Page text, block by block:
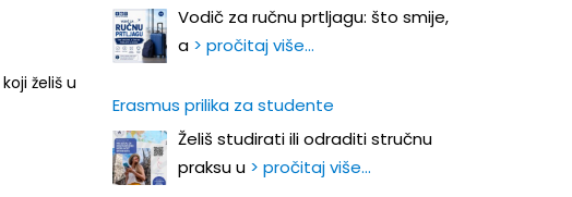
želiš u
Vodič za ručnu prtljagu: što smije,
a > pročitaj više…
Erasmus prilika za studente
Želiš studirati ili odraditi stručnu
praksu u > pročitaj više…